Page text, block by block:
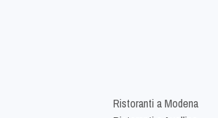
Ristoranti a Modena